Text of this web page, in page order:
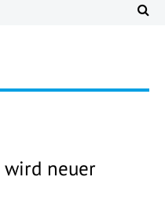
wird neuer